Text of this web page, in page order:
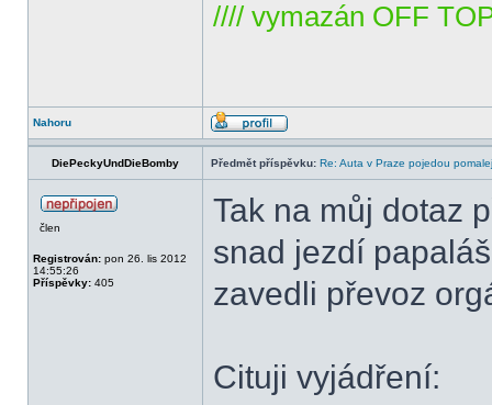
//// vymazán OFF
Nahoru
DiePeckyUndDieBomby Předmět příspěvku: Re: Auta v Praze pojedou
člen
Registrován: pon 26. lis 2012
14:55:26
Příspěvky: 405
Tak na můj dotaz
snad jezdí
zavedli převoz
Cituji vyjádření: